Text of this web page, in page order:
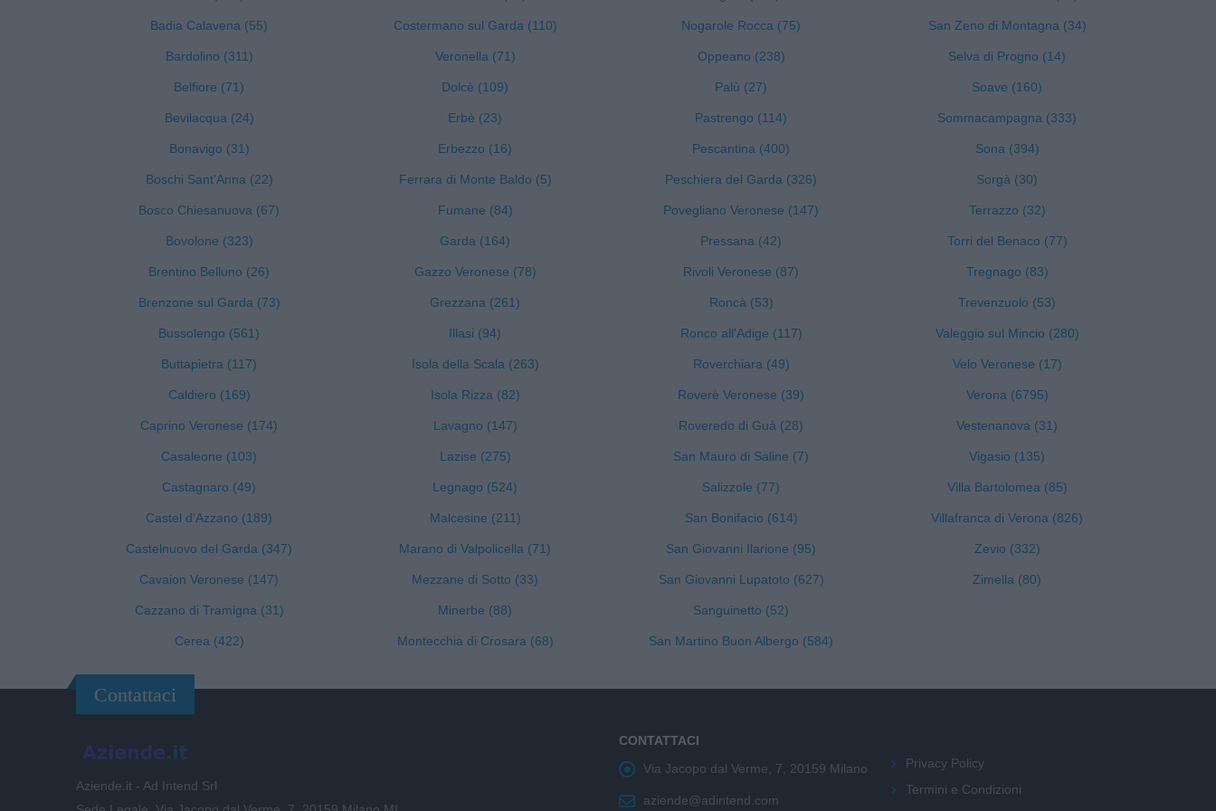
Badia Calavena (55)
Bardolino (311)
Belfiore (71)
Bevilacqua (24)
Bonavigo (31)
Boschi Sant'Anna (22)
Bosco Chiesanuova (67)
Bovolone (323)
Brentino Belluno (26)
Brenzone sul Garda (73)
Bussolengo (561)
Buttapietra (117)
Caldiero (169)
Caprino Veronese (174)
Casaleone (103)
Castagnaro (49)
Castel d'Azzano (189)
Castelnuovo del Garda (347)
Cavaion Veronese (147)
Cazzano di Tramigna (31)
Cerea (422)
Costermano sul Garda (110)
Veronella (71)
Dolcè (109)
Erbè (23)
Erbezzo (16)
Ferrara di Monte Baldo (5)
Fumane (84)
Garda (164)
Gazzo Veronese (78)
Grezzana (261)
Illasi (94)
Isola della Scala (263)
Isola Rizza (82)
Lavagno (147)
Lazise (275)
Legnago (524)
Malcesine (211)
Marano di Valpolicella (71)
Mezzane di Sotto (33)
Minerbe (88)
Montecchia di Crosara (68)
Nogarole Rocca (75)
Oppeano (238)
Palù (27)
Pastrengo (114)
Pescantina (400)
Peschiera del Garda (326)
Povegliano Veronese (147)
Pressana (42)
Rivoli Veronese (87)
Roncà (53)
Ronco all'Adige (117)
Roverchiara (49)
Roverè Veronese (39)
Roveredo di Guà (28)
San Mauro di Saline (7)
Salizzole (77)
San Bonifacio (614)
San Giovanni Ilarione (95)
San Giovanni Lupatoto (627)
Sanguinetto (52)
San Martino Buon Albergo (584)
San Zeno di Montagna (34)
Selva di Progno (14)
Soave (160)
Sommacampagna (333)
Sona (394)
Sorgà (30)
Terrazzo (32)
Torri del Benaco (77)
Tregnago (83)
Trevenzuolo (53)
Valeggio sul Mincio (280)
Velo Veronese (17)
Verona (6795)
Vestenanova (31)
Vigasio (135)
Villa Bartolomea (85)
Villafranca di Verona (826)
Zevio (332)
Zimella (80)
Contattaci
Aziende.it - Ad Intend Srl
CONTATTACI
Via Jacopo dal Verme, 7, 20159 Milano
aziende@adintend.com
Privacy Policy
Termini e Condizioni